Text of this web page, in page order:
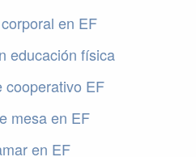
en EF
educación física
cooperativo EF
mesa en EF
en EF